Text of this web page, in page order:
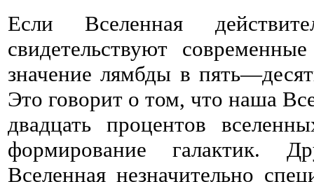
Если Вселенная
свидетельствуют
значение лямбды в
Это говорит о том, что наша
двадцать процентов
формирование галактик.
Вселенная незначительно